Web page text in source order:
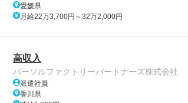
愛媛県
月給22万3,700円～32万2,000円
高収入
パーソルファクトリーパートナーズ株式会社
派遣社員
香川県